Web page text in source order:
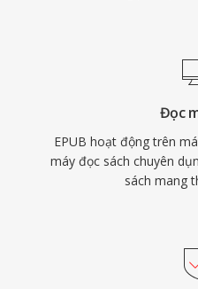
Đọc
EPUB hoạt động trên
máy đọc sách chuyên
sách mang